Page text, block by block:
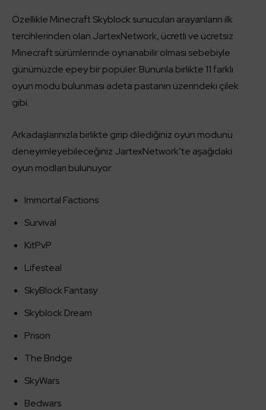
Özellikle Minecraft Skyblock sunucuları arayanların ilk
tercihlerinden olan JartexNetwork, ücretli ve ücretsiz
Minecraft sürümlerinde oynanabilir olması sebebiyle
günümüzde epey bir popüler. Bununla birlikte 11 farklı
oyun modu bulunması adeta pastanın üzerindeki çilek
gibi.
Arkadaşlarınızla birlikte girip dilediğiniz oyun modunu
deneyimleyebileceğiniz JartexNetwork’te aşağıdaki
oyun modları bulunuyor:
Immortal Factions
Survival
KitPvP
Lifesteal
SkyBlock Fantasy
Skyblock Dream
Prison
The Bridge
SkyWars
Bedwars